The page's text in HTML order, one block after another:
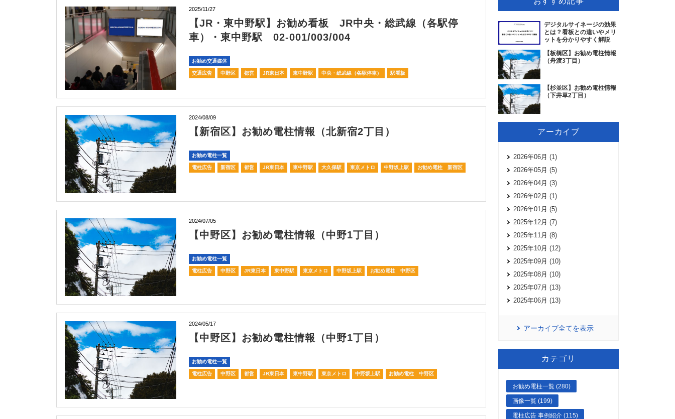
2025/11/27
【JR・東中野駅】お勧め看板 JR中央・総武線（各駅停
車）・東中野駅 02-001/003/004
お勧め交通媒体
交通広告 中野区 都営 JR東日本 東中野駅 中央・総武線（各駅停車） 駅看板
2024/08/09
【新宿区】お勧め電柱情報（北新宿2丁目）
お勧め電柱一覧
電柱広告 新宿区 都営 JR東日本 東中野駅 大久保駅 東京メトロ 中野坂上駅 お勧め電柱 新宿区
2024/07/05
【中野区】お勧め電柱情報（中野1丁目）
お勧め電柱一覧
電柱広告 中野区 JR東日本 東中野駅 東京メトロ 中野坂上駅 お勧め電柱 中野区
2024/05/17
【中野区】お勧め電柱情報（中野1丁目）
お勧め電柱一覧
電柱広告 中野区 都営 JR東日本 東中野駅 東京メトロ 中野坂上駅 お勧め電柱 中野区
デジタルサイネージの効果
とは？看板との違いやメリ
ットを分かりやすく解説
【板橋区】お勧め電柱情報
（舟渡3丁目）
【杉並区】お勧め電柱情報
（下井草2丁目）
アーカイブ
2026年06月 (1)
2026年05月 (5)
2026年04月 (3)
2026年02月 (1)
2026年01月 (5)
2025年12月 (7)
2025年11月 (8)
2025年10月 (12)
2025年09月 (10)
2025年08月 (10)
2025年07月 (13)
2025年06月 (13)
アーカイブ全てを表示
カテゴリ
お勧め電柱一覧 (280)
画像一覧 (199)
電柱広告 事例紹介 (115)